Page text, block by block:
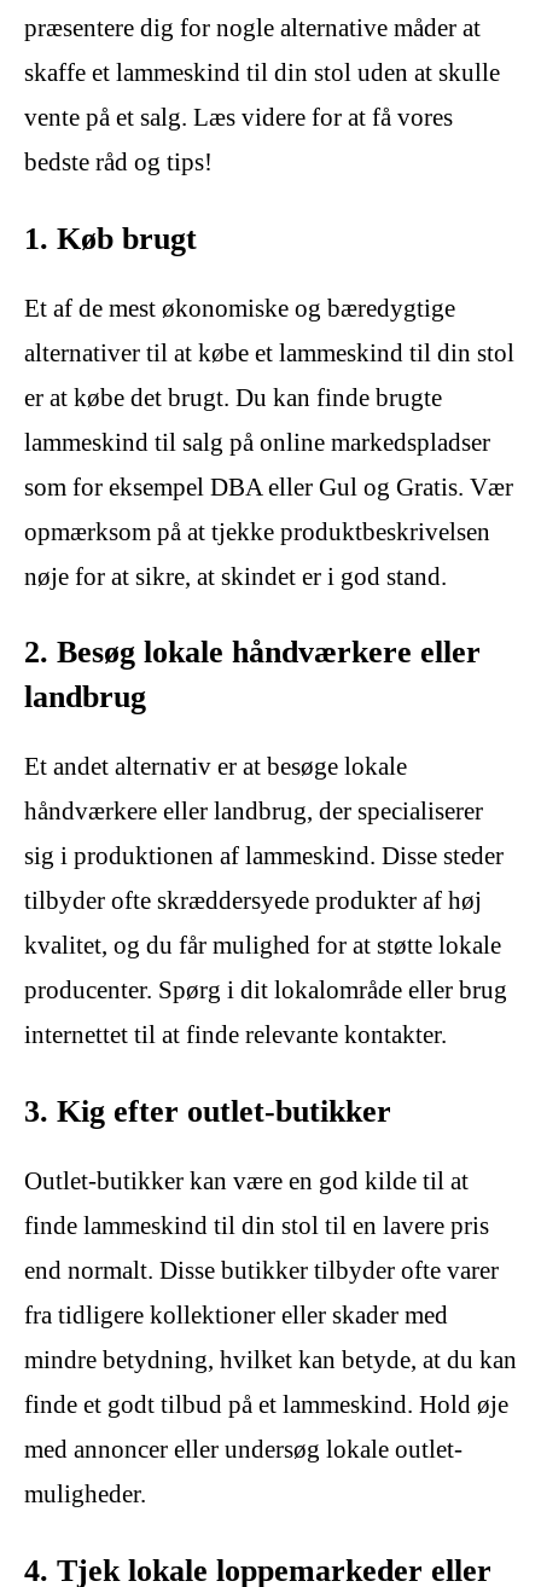
præsentere dig for nogle alternative måder at
skaffe et lammeskind til din stol uden at skulle
vente på et salg. Læs videre for at få vores
bedste råd og tips!
1. Køb brugt
Et af de mest økonomiske og bæredygtige
alternativer til at købe et lammeskind til din stol
er at købe det brugt. Du kan finde brugte
lammeskind til salg på online markedspladser
som for eksempel DBA eller Gul og Gratis. Vær
opmærksom på at tjekke produktbeskrivelsen
nøje for at sikre, at skindet er i god stand.
2. Besøg lokale håndværkere eller
landbrug
Et andet alternativ er at besøge lokale
håndværkere eller landbrug, der specialiserer
sig i produktionen af lammeskind. Disse steder
tilbyder ofte skræddersyede produkter af høj
kvalitet, og du får mulighed for at støtte lokale
producenter. Spørg i dit lokalområde eller brug
internettet til at finde relevante kontakter.
3. Kig efter outlet-butikker
Outlet-butikker kan være en god kilde til at
finde lammeskind til din stol til en lavere pris
end normalt. Disse butikker tilbyder ofte varer
fra tidligere kollektioner eller skader med
mindre betydning, hvilket kan betyde, at du kan
finde et godt tilbud på et lammeskind. Hold øje
med annoncer eller undersøg lokale outlet-
muligheder.
4. Tjek lokale loppemarkeder eller